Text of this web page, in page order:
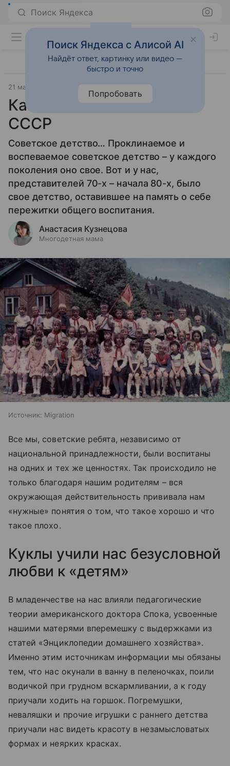
Поиск Яндекса
21 мая 2015
Как воспитывали детей в
СССР
Советское детство… Проклинаемое и
воспеваемое советское детство – у каждого
поколения оно свое. Вот и у нас,
представителей 70-х – начала 80-х, было
свое детство, оставившее на память о себе
пережитки общего воспитания.
Анастасия Кузнецова
Многодетная мама
Источник: Migration
Все мы, советские ребята, независимо от
национальной принадлежности, были воспитаны
на одних и тех же ценностях. Так происходило не
только благодаря нашим родителям – вся
окружающая действительность прививала нам
«нужные» понятия о том, что такое хорошо и что
такое плохо.
Куклы учили нас безусловной
любви к «детям»
В младенчестве на нас влияли педагогические
теории американского доктора Спока, усвоенные
нашими матерями вперемешку с выдержками из
статей «Энциклопедии домашнего хозяйства».
Именно этим источникам информации мы обязаны
тем, что нас окунали в ванну в пеленочках, поили
водичкой при грудном вскармливании, а к году
приучали ходить на горшок. Погремушки,
неваляшки и прочие игрушки с раннего детства
приучали нас видеть красоту в незамысловатых
формах и неярких красках.
Поиск Яндекса с Алисой AI
Найдёт ответ, картинку или видео —
быстро и точно
Попробовать